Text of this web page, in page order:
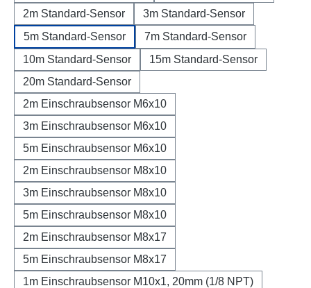
2m Standard-Sensor
3m Standard-Sensor
5m Standard-Sensor
7m Standard-Sensor
10m Standard-Sensor
15m Standard-Sensor
20m Standard-Sensor
2m Einschraubsensor M6x10
3m Einschraubsensor M6x10
5m Einschraubsensor M6x10
2m Einschraubsensor M8x10
3m Einschraubsensor M8x10
5m Einschraubsensor M8x10
2m Einschraubsensor M8x17
5m Einschraubsensor M8x17
1m Einschraubsensor M10x1, 20mm (1/8 NPT)